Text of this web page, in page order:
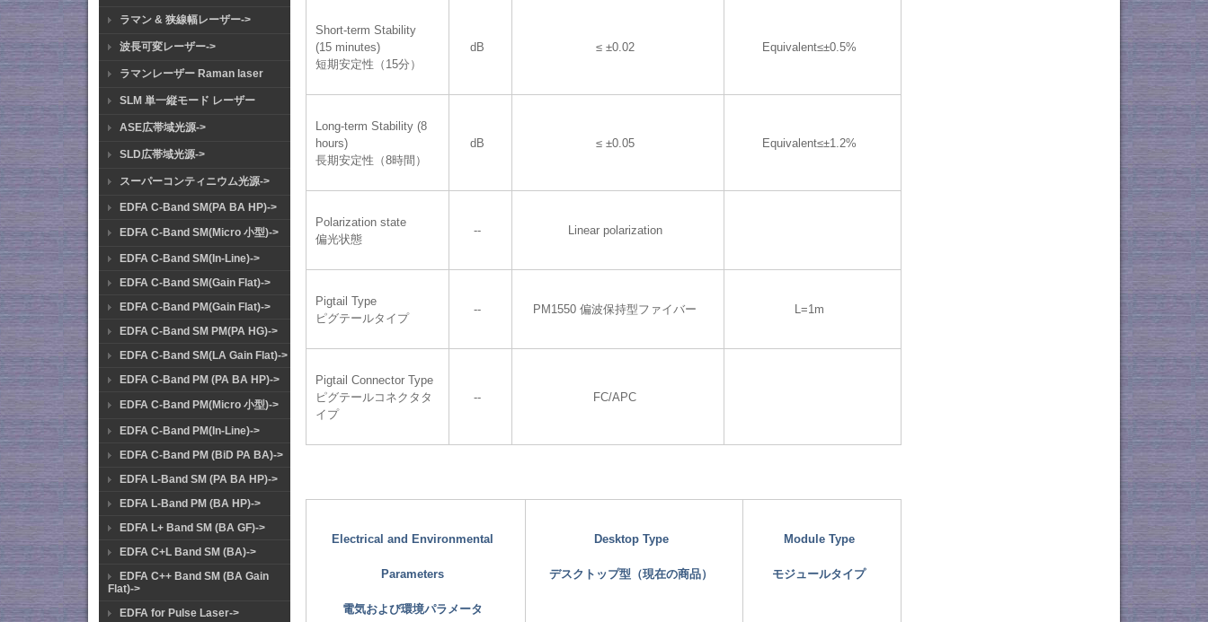
ラマン & 狭線幅レーザー->
波長可変レーザー->
ラマンレーザー Raman laser
SLM 単一縦モード レーザー
ASE広帯域光源->
SLD広帯域光源->
スーパーコンティニウム光源->
EDFA C-Band SM(PA BA HP)->
EDFA C-Band SM(Micro 小型)->
EDFA C-Band SM(In-Line)->
EDFA C-Band SM(Gain Flat)->
EDFA C-Band PM(Gain Flat)->
EDFA C-Band SM PM(PA HG)->
EDFA C-Band SM(LA Gain Flat)->
EDFA C-Band PM (PA BA HP)->
EDFA C-Band PM(Micro 小型)->
EDFA C-Band PM(In-Line)->
EDFA C-Band PM (BiD PA BA)->
EDFA L-Band SM (PA BA HP)->
EDFA L-Band PM (BA HP)->
EDFA L+ Band SM (BA GF)->
EDFA C+L Band SM (BA)->
EDFA C++ Band SM (BA Gain
Flat)->
EDFA for Pulse Laser->
Short-term Stability
(15 minutes)
短期安定性（15分）
dB ≤ ±0.02 Equivalent≤±0.5%
Long-term Stability (8
hours)
長期安定性（8時間）
dB ≤ ±0.05 Equivalent≤±1.2%
Polarization state
偏光状態
-- Linear polarization
Pigtail Type
ピグテールタイプ
-- PM1550 偏波保持型ファイバー L=1m
Pigtail Connector Type
ピグテールコネクタタ
イプ
-- FC/APC
Electrical and Environmental
Parameters
電気および環境パラメータ
Desktop Type
デスクトップ型（現在の商品）
Module Type
モジュールタイプ